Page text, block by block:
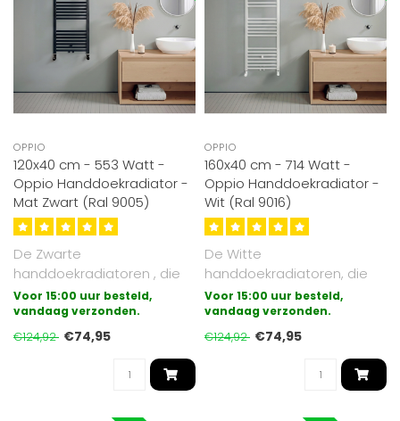
OPPIO
120x40 cm - 553 Watt -
Oppio Handdoekradiator -
Mat Zwart (Ral 9005)
De Zwarte
handdoekradiatoren , die
wij aanbieden zijn
gegalvaniseerd (extra
besc..
Voor 15:00 uur besteld,
vandaag verzonden.
€124,92 €74,95
OPPIO
160x40 cm - 714 Watt -
Oppio Handdoekradiator -
Wit (Ral 9016)
De Witte
handdoekradiatoren, die
wij aanbieden zijn
gegalvaniseerd (extra
besche..
Voor 15:00 uur besteld,
vandaag verzonden.
€124,92 €74,95